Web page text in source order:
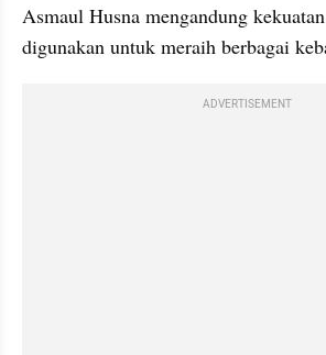
Asmaul Husna mengandung
digunakan untuk meraih berbagai
ADVERTISEMENT